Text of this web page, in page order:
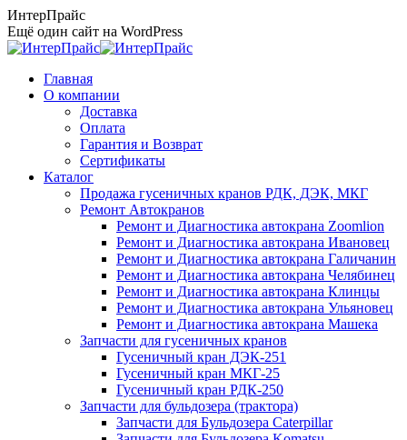
Перейти
к
содержанию
ИнтерПрайс
Ещё один сайт на WordPress
Главная
О компании
Доставка
Оплата
Гарантия и Возврат
Сертификаты
Каталог
Продажа гусеничных кранов РДК, ДЭК, МКГ
Ремонт Автокранов
Ремонт и Диагностика автокрана Zoomlion
Ремонт и Диагностика автокрана Ивановец
Ремонт и Диагностика автокрана Галичанин
Ремонт и Диагностика автокрана Челябинец
Ремонт и Диагностика автокрана Клинцы
Ремонт и Диагностика автокрана Ульяновец
Ремонт и Диагностика автокрана Машека
Запчасти для гусеничных кранов
Гусеничный кран ДЭК-251
Гусеничный кран МКГ-25
Гусеничный кран РДК-250
Запчасти для бульдозера (трактора)
Запчасти для Бульдозера Caterpillar